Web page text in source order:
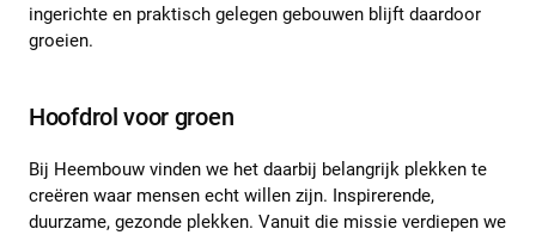
ingerichte en praktisch gelegen gebouwen blijft daardoor
groeien.
Hoofdrol voor groen
Bij Heembouw vinden we het daarbij belangrijk plekken te
creëren waar mensen echt willen zijn. Inspirerende,
duurzame, gezonde plekken. Vanuit die missie verdiepen we